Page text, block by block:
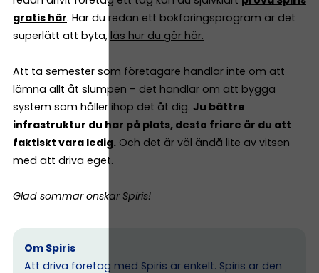
gratis här. Har du redan ett bokföringsprogram är det
superlätt att byta, läs hur du gör här.
Att ta semester som företagare handlar inte om att
lämna allt åt slumpen – det handlar om att bygga
system som håller ihop det åt dig. Ju bättre
infrastruktur du har på plats, desto friare är du att
faktiskt vara ledig. Och det är väl ändå lite av vitsen
med att driva eget.
Glad sommar önskar Spiris!
Om Spiris
Att driva företag med Spiris är enkelt. Spiris är den